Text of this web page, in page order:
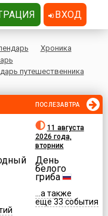
Хроника
путешественника
ПОСЛЕЗАВТРА
11 августа
2026 года,
вторник
День
белого
гриба
...а также
еще 33 события
ВХОД